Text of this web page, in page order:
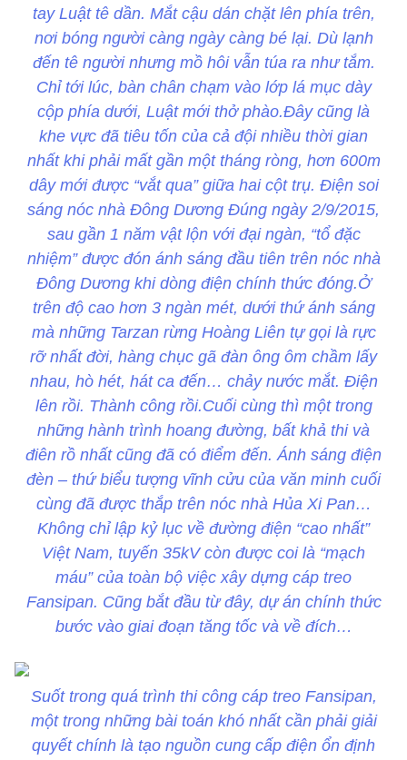
tay Luật tê dần. Mắt cậu dán chặt lên phía trên,
nơi bóng người càng ngày càng bé lại. Dù lạnh
đến tê người nhưng mồ hôi vẫn túa ra như tắm.
Chỉ tới lúc, bàn chân chạm vào lớp lá mục dày
cộp phía dưới, Luật mới thở phào.Đây cũng là
khe vực đã tiêu tốn của cả đội nhiều thời gian
nhất khi phải mất gần một tháng ròng, hơn 600m
dây mới được “vắt qua” giữa hai cột trụ. Điện soi
sáng nóc nhà Đông Dương Đúng ngày 2/9/2015,
sau gần 1 năm vật lộn với đại ngàn, “tổ đặc
nhiệm” được đón ánh sáng đầu tiên trên nóc nhà
Đông Dương khi dòng điện chính thức đóng.Ở
trên độ cao hơn 3 ngàn mét, dưới thứ ánh sáng
mà những Tarzan rừng Hoàng Liên tự gọi là rực
rỡ nhất đời, hàng chục gã đàn ông ôm chầm lấy
nhau, hò hét, hát ca đến… chảy nước mắt. Điện
lên rồi. Thành công rồi.Cuối cùng thì một trong
những hành trình hoang đường, bất khả thi và
điên rồ nhất cũng đã có điểm đến. Ánh sáng điện
đèn – thứ biểu tượng vĩnh cửu của văn minh cuối
cùng đã được thắp trên nóc nhà Hủa Xi Pan…
Không chỉ lập kỷ lục về đường điện “cao nhất”
Việt Nam, tuyến 35kV còn được coi là “mạch
máu” của toàn bộ việc xây dựng cáp treo
Fansipan. Cũng bắt đầu từ đây, dự án chính thức
bước vào giai đoạn tăng tốc và về đích…
Suốt trong quá trình thi công cáp treo Fansipan,
một trong những bài toán khó nhất cần phải giải
quyết chính là tạo nguồn cung cấp điện ổn định